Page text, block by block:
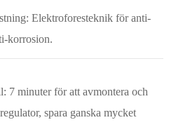
Elektroforesteknik för anti-
korrosion.
7 minuter för att avmontera och
spara ganska mycket